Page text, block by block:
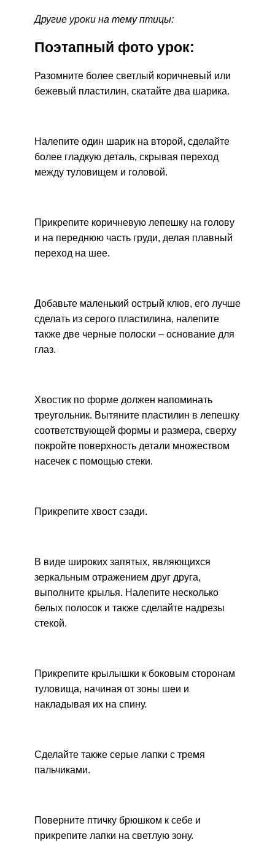
Другие уроки на тему птицы:
Поэтапный фото урок:
Разомните более светлый коричневый или
бежевый пластилин, скатайте два шарика.
Налепите один шарик на второй, сделайте
более гладкую деталь, скрывая переход
между туловищем и головой.
Прикрепите коричневую лепешку на голову
и на переднюю часть груди, делая плавный
переход на шее.
Добавьте маленький острый клюв, его лучше
сделать из серого пластилина, налепите
также две черные полоски – основание для
глаз.
Хвостик по форме должен напоминать
треугольник. Вытяните пластилин в лепешку
соответствующей формы и размера, сверху
покройте поверхность детали множеством
насечек с помощью стеки.
Прикрепите хвост сзади.
В виде широких запятых, являющихся
зеркальным отражением друг друга,
выполните крылья. Налепите несколько
белых полосок и также сделайте надрезы
стекой.
Прикрепите крылышки к боковым сторонам
туловища, начиная от зоны шеи и
накладывая их на спину.
Сделайте также серые лапки с тремя
пальчиками.
Поверните птичку брюшком к себе и
прикрепите лапки на светлую зону.